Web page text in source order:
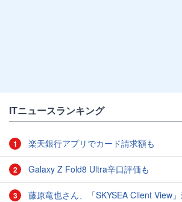
ITニュースランキング
1 楽天銀行アプリでカード請求額も
2 Galaxy Z Fold8 Ultra辛口評価も
3 藤原竜也さん、「SKYSEA Client View」新CMで「AI労務改善」をアピール 働き方をAI